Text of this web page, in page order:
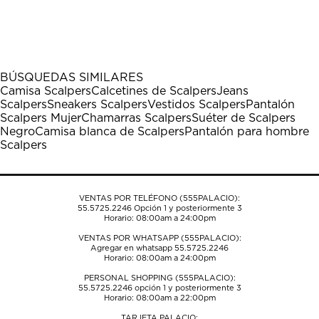
BÚSQUEDAS SIMILARES
Camisa ScalpersCalcetines de ScalpersJeans
ScalpersSneakers ScalpersVestidos ScalpersPantalón
Scalpers MujerChamarras ScalpersSuéter de Scalpers
NegroCamisa blanca de ScalpersPantalón para hombre
Scalpers
VENTAS POR TELÉFONO (555PALACIO):
55.5725.2246Opción 1 y posteriormente 3
Horario: 08:00am a 24:00pm
VENTAS POR WHATSAPP (555PALACIO):
Agregar en whatsapp 55.5725.2246
Horario: 08:00am a 24:00pm
PERSONAL SHOPPING (555PALACIO):
55.5725.2246opción 1 y posteriormente 3
Horario: 08:00am a 22:00pm